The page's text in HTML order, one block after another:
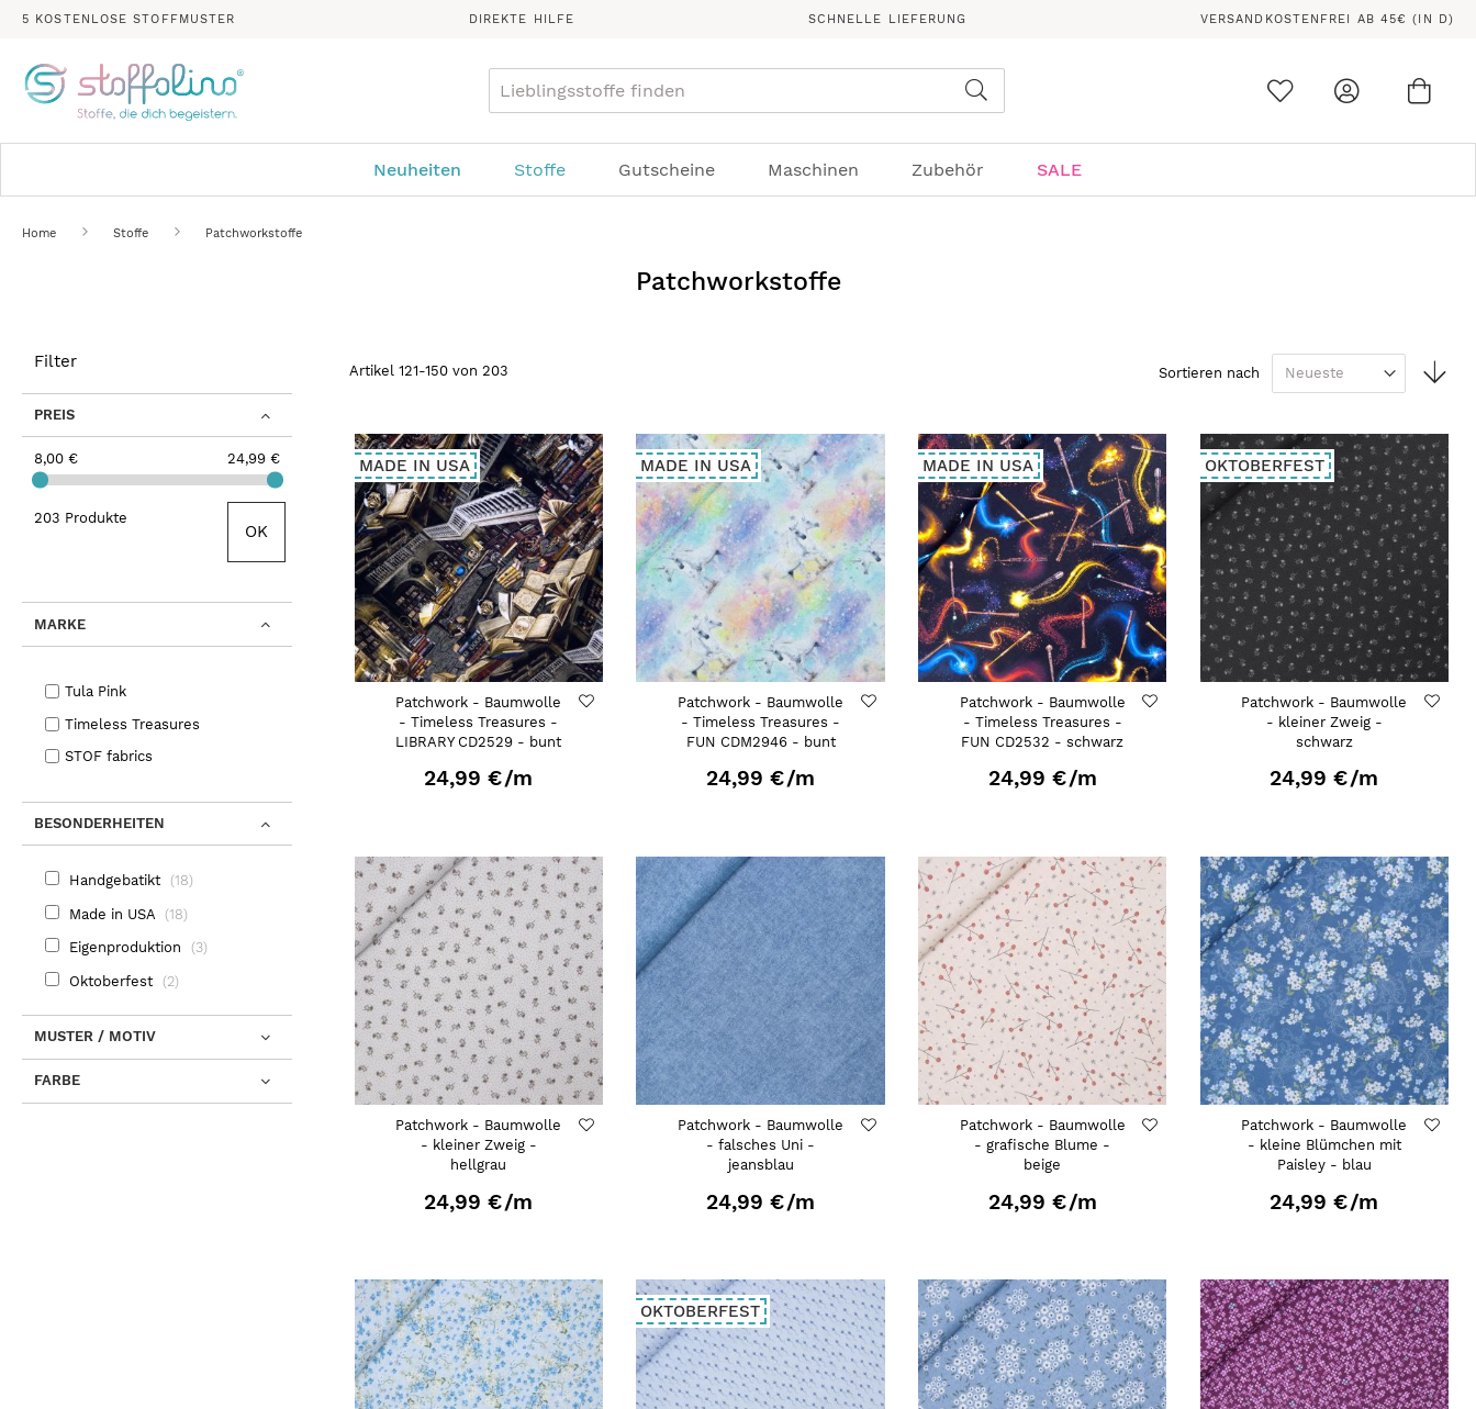
5 KOSTENLOSE STOFFMUSTER DIREKTE HILFE SCHNELLE LIEFERUNG VERSANDKOSTENFREI AB 45€ (IN D)
Neuheiten Stoffe Gutscheine Maschinen Zubehör SALE
Home Stoffe Patchworkstoffe
Patchworkstoffe
Artikel 121-150von 203 Sortieren nach
MADE IN USA
Patchwork - Baumwolle
- Timeless Treasures -
LIBRARY CD2529 - bunt
24,99 €/m
MADE IN USA
Patchwork - Baumwolle
- Timeless Treasures -
FUN CDM2946 - bunt
24,99 €/m
MADE IN USA
Patchwork - Baumwolle
- Timeless Treasures -
FUN CD2532 - schwarz
24,99 €/m
OKTOBERFEST
Patchwork - Baumwolle
- kleiner Zweig -
schwarz
24,99 €/m
Patchwork - Baumwolle
- kleiner Zweig -
hellgrau
24,99 €/m
Patchwork - Baumwolle
- falsches Uni -
jeansblau
24,99 €/m
Patchwork - Baumwolle
- grafische Blume -
beige
24,99 €/m
Patchwork - Baumwolle
- kleine Blümchen mit
Paisley - blau
24,99 €/m
OKTOBERFEST
Filter
PREIS
8,00 € 24,99 €
203 Produkte
OK
MARKE
Tula Pink
Timeless Treasures
STOF fabrics
BESONDERHEITEN
Handgebatikt 18
Made in USA 18
Eigenproduktion 3
Oktoberfest 2
MUSTER / MOTIV
FARBE